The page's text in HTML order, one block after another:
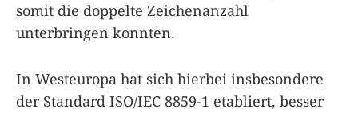
somit die doppelte Zeichenanzahl
unterbringen konnten.
In Westeuropa hat sich hierbei insbesondere
der Standard ISO/IEC 8859-1 etabliert, besser